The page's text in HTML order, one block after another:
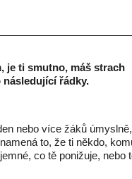
je ti smutno, máš strach
následující řádky.
nebo více žáků úmyslně,
to, že ti někdo,
co tě ponižuje, nebo